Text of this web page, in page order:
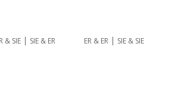
& SIE ⎪ SIE & ER ER & ER ⎪ SIE & SIE